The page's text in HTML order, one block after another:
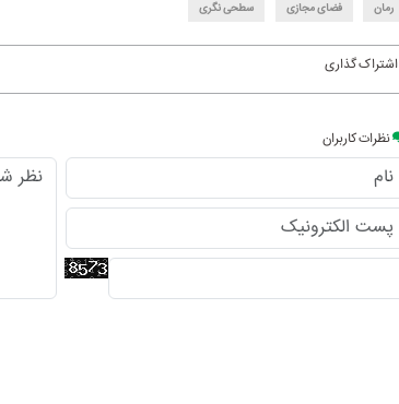
رمان فضای مجازی سطحی نگری
اشتراک گذاری
نظرات کاربران